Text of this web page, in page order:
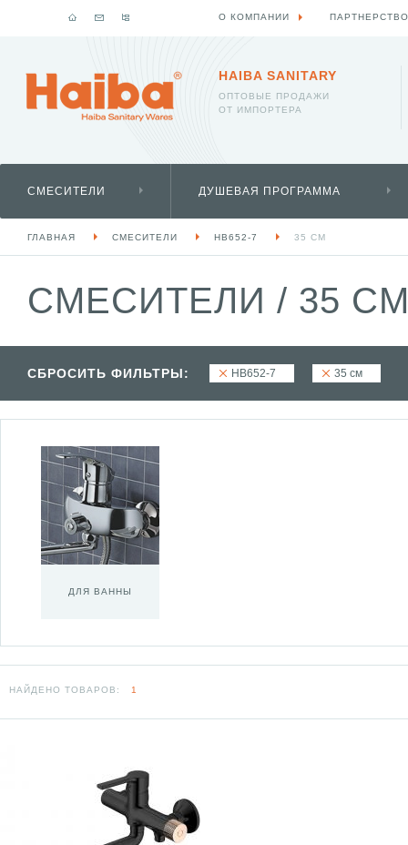
HAIBA SANITARY
ОПТОВЫЕ ПРОДАЖИ
ОТ ИМПОРТЕРА
СМЕСИТЕЛИ ДУШЕВАЯ ПРОГРАММА
ГЛАВНАЯ СМЕСИТЕЛИ HB652-7 35 СМ
СМЕСИТЕЛИ / 35
СБРОСИТЬ ФИЛЬТРЫ: HB652-7 35 см
ДЛЯ ВАННЫ
НАЙДЕНО ТОВАРОВ: 1
О КОМПАНИИ ПАРТНЕРСТВО